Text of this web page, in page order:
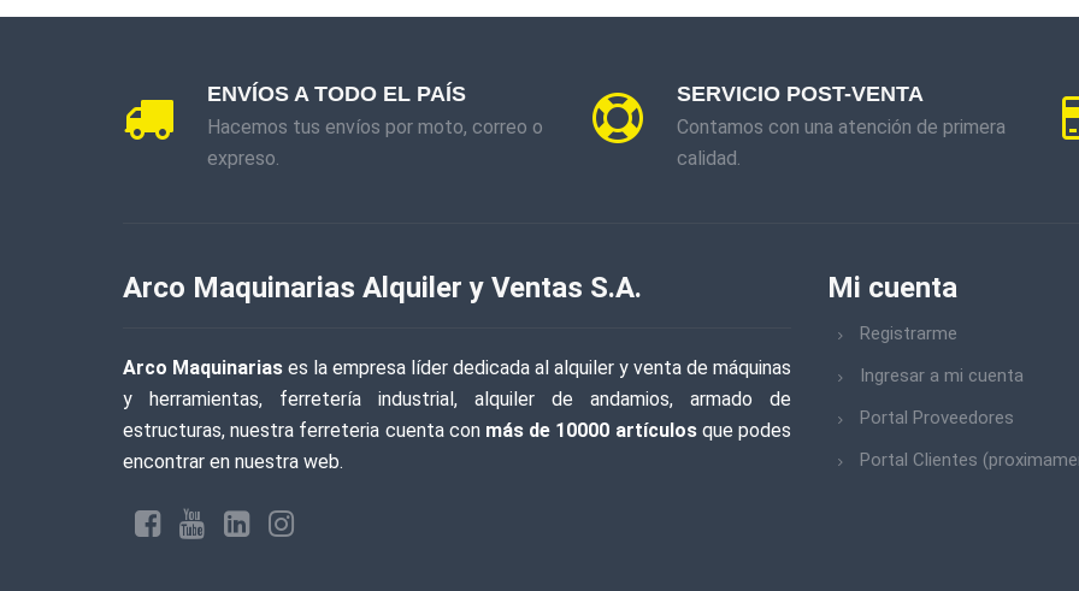
ENVÍOS A TODO EL PAÍS
Hacemos tus envíos por moto, correo o
expreso.
SERVICIO POST-VENTA
Contamos con una atención de primera
calidad.
Arco Maquinarias Alquiler y Ventas S.A.
Arco Maquinarias es la empresa líder dedicada al alquiler y venta de máquinas
y herramientas, ferretería industrial, alquiler de andamios, armado de
estructuras, nuestra ferreteria cuenta con más de 10000 artículosque podes
encontrar en nuestra web.
Mi cuenta
Registrarme
Ingresar a mi cuenta
Portal Proveedores
Portal Clientes